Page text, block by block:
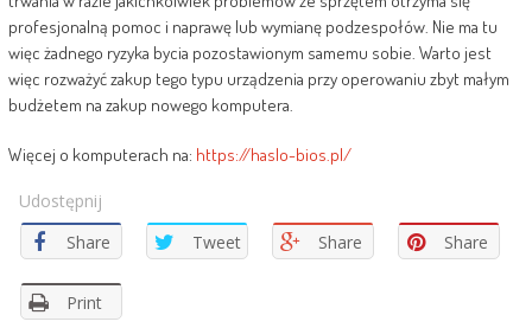
profesjonalną pomoc i naprawę lub wymianę podzespołów. Nie ma tu
więc żadnego ryzyka bycia pozostawionym samemu sobie. Warto jest
więc rozważyć zakup tego typu urządzenia przy operowaniu zbyt małym
budżetem na zakup nowego komputera.
Więcej o komputerach na: https://haslo-bios.pl/
Udostępnij
Share
Tweet Share Share
Print